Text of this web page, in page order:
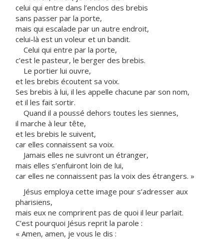
celui qui entre dans l’enclos des brebis
sans passer par la porte,
mais qui escalade par un autre endroit,
celui-là est un voleur et un bandit.
Celui qui entre par la porte,
c’est le pasteur, le berger des brebis.
Le portier lui ouvre,
et les brebis écoutent sa voix.
Ses brebis à lui, il les appelle chacune par son nom,
et il les fait sortir.
Quand il a poussé dehors toutes les siennes,
il marche à leur tête,
et les brebis le suivent,
car elles connaissent sa voix.
Jamais elles ne suivront un étranger,
mais elles s’enfuiront loin de lui,
car elles ne connaissent pas la voix des étrangers. »
Jésus employa cette image pour s’adresser aux
pharisiens,
mais eux ne comprirent pas de quoi il leur parlait.
C’est pourquoi Jésus reprit la parole :
« Amen, amen, je vous le dis :